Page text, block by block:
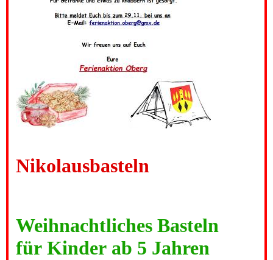
Nikolausbasteln
Weihnachtliches Basteln
für Kinder ab 5 Jahren